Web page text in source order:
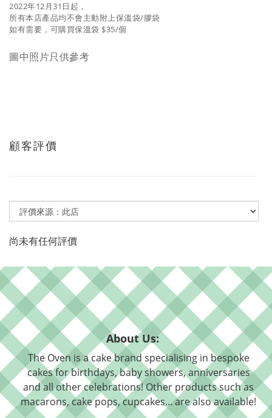
2022年12月31日起，
所有本店產品均不會主動附上保溫袋/膠袋
如有需要，可購買保溫袋 $35/個
圖中照片只供參考
顧客評價
尚未有任何評價
About Us:
The Oven is a cake brand specialising in bespoke
cakes for birthdays, baby showers, anniversaries
and all other celebrations! Other products such as
macarons, cake pops, cupcakes... are also available!